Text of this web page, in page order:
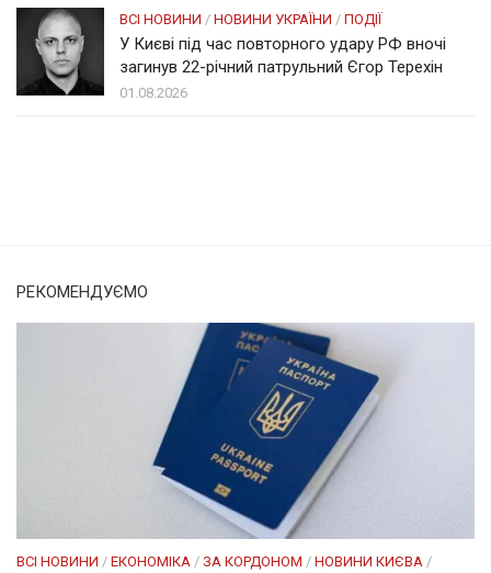
ВСІ НОВИНИ / НОВИНИ УКРАЇНИ / ПОДІЇ
У Києві під час повторного удару РФ вночі
загинув 22-річний патрульний Єгор Терехін
01.08.2026
РЕКОМЕНДУЄМО
ВСІ НОВИНИ / ЕКОНОМІКА / ЗА КОРДОНОМ / НОВИНИ КИЄВА /